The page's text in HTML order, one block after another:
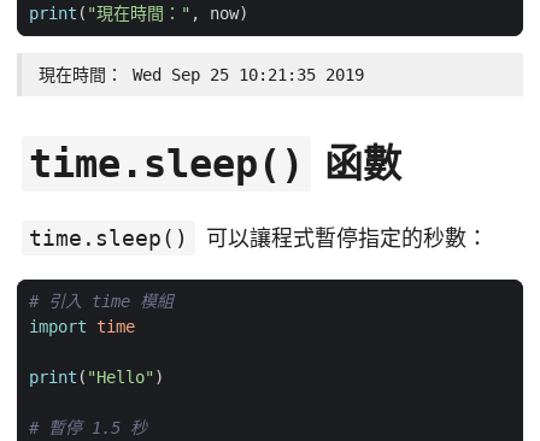
print ( "現在時間：" , now)
現在時間： Wed Sep 25 10:21:35 2019
time.sleep() 函數
time.sleep() 可以讓程式暫停指定的秒數：
# 引入 time 模組
import
time
print ( "Hello")
# 暫停 1.5 秒